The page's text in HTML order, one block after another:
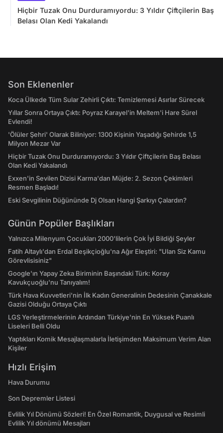
Hiçbir Tuzak Onu Durduramıyordu: 3 Yıldır Çiftçilerin Baş
Belası Olan Kedi Yakalandı
Son Eklenenler
Koca Ülkede Tüm Sular Zehirli Çıktı: Temizlemesi Asırlar Sürecek
Yıllar Sonra Ortaya Çıktı: Poyraz Karayel'in Meltem'i Hare Sürel
Evlendi!
'Ölüler Şehri' Olarak Biliniyor: 1300 Kişinin Yaşadığı Şehirde 1,5
Milyon Mezar Var
Hiçbir Tuzak Onu Durduramıyordu: 3 Yıldır Çiftçilerin Baş Belası
Olan Kedi Yakalandı
Exxen'in Sevilen Dizisi Karma'dan Müjde: 2. Sezon Çekimleri
Resmen Başladı!
Eski Sevgilinin Düğününde Dj Olsan Hangi Şarkıyı Çalardın?
Günün Popüler Başlıkları
Yalnızca Milenyum Çocukları 2000'lilerin Çok İyi Bildiği Şeyler
Fatih Altaylı'dan Erdal Beşikçioğlu'na Ağır Eleştiri: "Ulan Siz Kamu
Görevlisisiniz"
Google'ın Yapay Zeka Biriminin Başındaki Türk: Koray
Kavukçuoğlu'nu Tanıyalım!
Türk Hava Kuvvetleri'nin İlk Kadın Generalinin Dedesinin Çanakkale
Gazisi Olduğu Ortaya Çıktı
LGS Yerleştirmelerinin Ardından Türkiye'nin En Yüksek Puanlı
Liseleri Belli Oldu
Yaptıkları Komik Mesajlaşmalarla İletişimden Maksimum Verim Alan
Kişiler
Hızlı Erişim
Hava Durumu
Son Depremler Listesi
Evlilik Yıl Dönümü Sözleri! En Özel Romantik, Duygusal ve Resimli
Evlilik Yıl dönümü Mesajları